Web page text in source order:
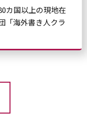
カ国以上の現地在
「海外書き人クラ